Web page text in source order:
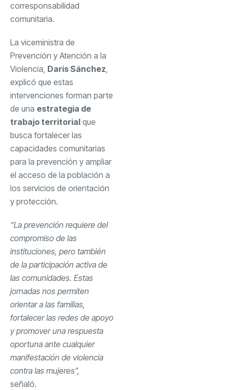
corresponsabilidad
comunitaria.
La viceministra de
Prevención y Atención a la
Violencia, Daris Sánchez,
explicó que estas
intervenciones forman parte
de una estrategia de
trabajo territorial que
busca fortalecer las
capacidades comunitarias
para la prevención y ampliar
el acceso de la población a
los servicios de orientación
y protección.
“La prevención requiere del
compromiso de las
instituciones, pero también
de la participación activa de
las comunidades. Estas
jornadas nos permiten
orientar a las familias,
fortalecer las redes de apoyo
y promover una respuesta
oportuna ante cualquier
manifestación de violencia
contra las mujeres”,
señaló.